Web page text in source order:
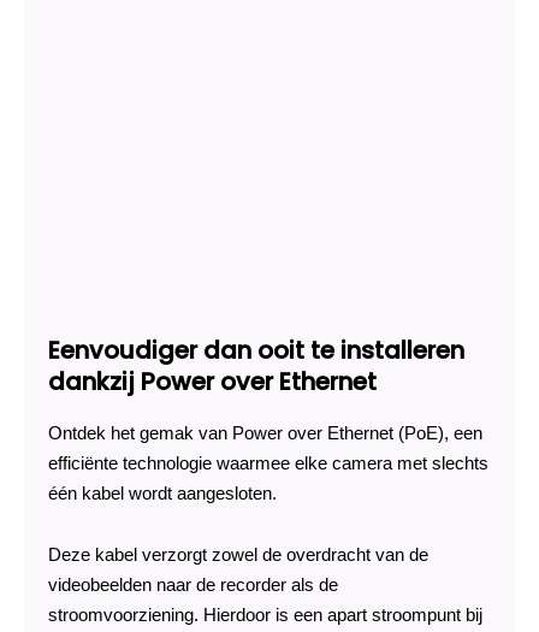
Eenvoudiger dan ooit te installeren
dankzij Power over Ethernet
Ontdek het gemak van Power over Ethernet (PoE), een
efficiënte technologie waarmee elke camera met slechts
één kabel wordt aangesloten.
Deze kabel verzorgt zowel de overdracht van de
videobeelden naar de recorder als de
stroomvoorziening. Hierdoor is een apart stroompunt bij